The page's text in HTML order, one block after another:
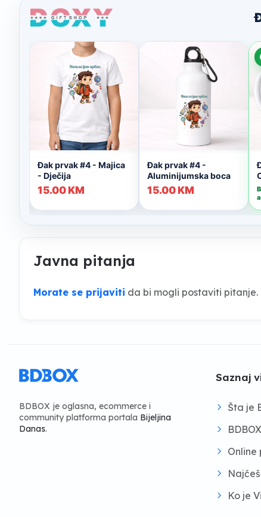
Javna pitanja
Morate se prijaviti da bi mogli postaviti pitanje.
BDBOX je oglasna, ecommerce i
community platforma portala Bijeljina
Danas.
Saznaj
Šta je
Online
Ko je